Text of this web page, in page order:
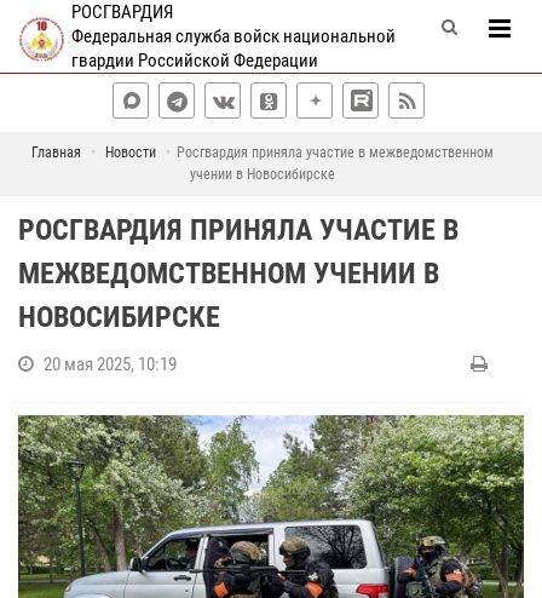
РОСГВАРДИЯ
Федеральная служба войск национальной
гвардии Российской Федерации
Главная Новости
Росгвардия приняла участие в межведомственном
учении в Новосибирске
РОСГВАРДИЯ ПРИНЯЛА УЧАСТИЕ В
МЕЖВЕДОМСТВЕННОМ УЧЕНИИ В
НОВОСИБИРСКЕ
20 мая 2025, 10:19